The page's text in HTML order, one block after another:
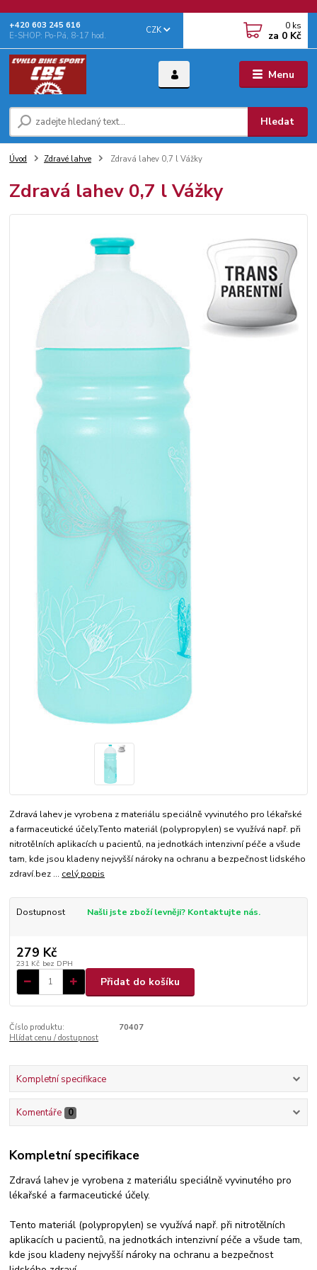
Menu
CZK
Hledat
+‭420 603 245 616‬
E-SHOP: Po-Pá, 8-17 hod.
0 ks
za 0 Kč
Úvod Zdravé lahve Zdravá lahev 0,7 l Vážky
Zdravá lahev 0,7 l Vážky
Zdravá lahev je vyrobena z materiálu speciálně vyvinutého pro lékařské
a farmaceutické účely.Tento materiál (polypropylen) se využívá např. při
nitrotělních aplikacích u pacientů, na jednotkách intenzivní péče a všude
tam, kde jsou kladeny nejvyšší nároky na ochranu a bezpečnost lidského
zdraví.bez ... celý popis
Dostupnost Našli jste zboží levněji? Kontaktujte nás.
279 Kč
231 Kč bez DPH
Přidat do košíku
Číslo produktu:
70407
Hlídat cenu / dostupnost
Kompletní specifikace
Komentáře 0
Kompletní specifikace
Zdravá lahev je vyrobena z materiálu speciálně vyvinutého pro
lékařské a farmaceutické účely.
Tento materiál (polypropylen) se využívá např. při nitrotělních
aplikacích u pacientů, na jednotkách intenzivní péče a všude tam,
kde jsou kladeny nejvyšší nároky na ochranu a bezpečnost